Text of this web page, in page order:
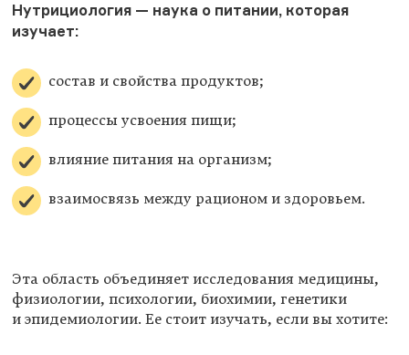
Нутрициология — наука о питании, которая
изучает:
состав и свойства продуктов;
процессы усвоения пищи;
влияние питания на организм;
взаимосвязь между рационом и здоровьем.
Эта область объединяет исследования медицины,
физиологии, психологии, биохимии, генетики
и эпидемиологии. Ее стоит изучать, если вы хотите: